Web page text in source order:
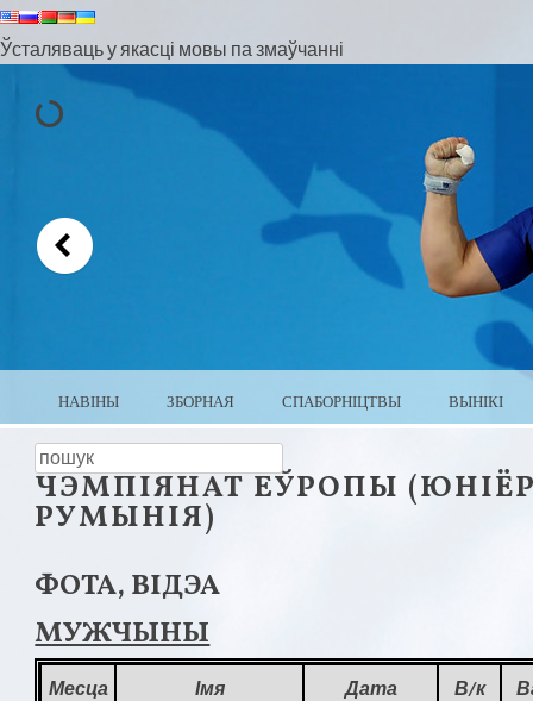
Ўсталяваць у якасці мовы па змаўчанні
ЦЯЖКАЯ АТЛЕТЫКА
МЕНЮ
ПЕРАЙСЦІ ДА ЗМЕСЦІВА
НАВІНЫ ЗБОРНАЯ СПАБОРНІЦТВЫ ВЫНІКІ
пошук
ЧЭМПІЯНАТ ЕЎРОПЫ
РУМЫНІЯ)
ФОТА, ВІДЭА
МУЖЧЫНЫ
Месца Імя
Дата
В/к